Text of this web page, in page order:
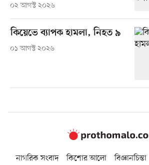
০২ আগস্ট ২০২৬
কিয়েভে ব্যাপক হামলা, নিহত ৯
০১ আগস্ট ২০২৬
নাগরিক সংবাদ কিশোর আলো বিজ্ঞানচিন্তা